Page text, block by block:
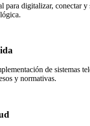
para digitalizar, conectar y
de sistemas
y normativas.